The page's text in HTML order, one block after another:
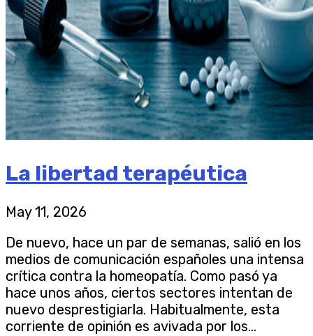
La libertad terapéutica
May 11, 2026
De nuevo, hace un par de semanas, salió en los
medios de comunicación españoles una intensa
crítica contra la homeopatía. Como pasó ya
hace unos años, ciertos sectores intentan de
nuevo desprestigiarla. Habitualmente, esta
corriente de opinión es avivada por los...